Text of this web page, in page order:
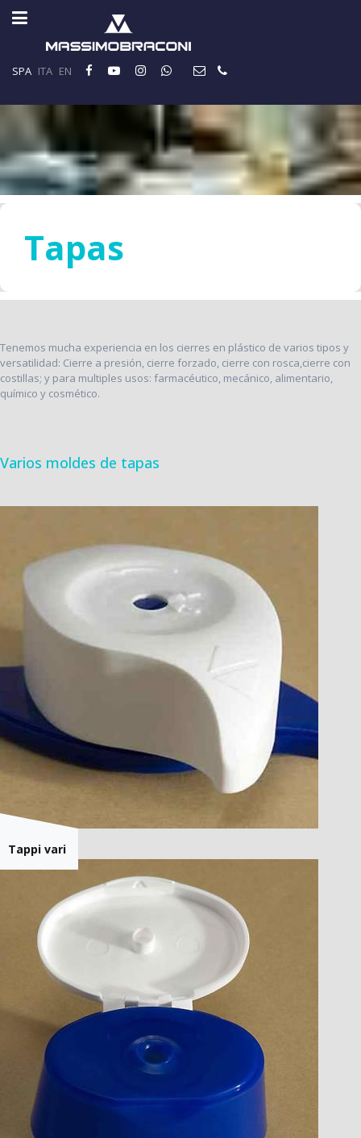
SPA ITA EN
Tapas
Tenemos mucha experiencia en los cierres en plástico de varios tipos y
versatilidad: Cierre a presión, cierre forzado, cierre con rosca,cierre con
costillas; y para multiples usos: farmacéutico, mecánico, alimentario,
químico y cosmético.
Varios moldes de tapas
Tappi vari